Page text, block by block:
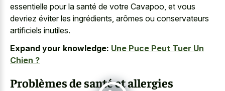
essentielle pour la santé de votre Cavapoo, et vous
devriez éviter les ingrédients, arômes ou conservateurs
artificiels inutiles.
Expand your knowledge: Une Puce Peut Tuer Un
Chien ?
Problèmes de santé et allergies